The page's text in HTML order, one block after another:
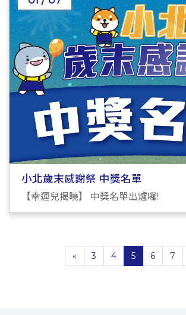
小北歲末感謝祭 中獎名單
【幸運兒揭曉】 中獎名單出爐囉!
« 3 4 5 6 7